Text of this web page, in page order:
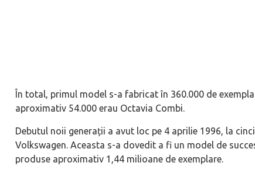
În total, primul model s-a fabricat în 360.000 de
aproximativ 54.000 erau Octavia Combi.
Debutul noii generații a avut loc pe 4 aprilie 1996, la
Volkswagen. Aceasta s-a dovedit a fi un model de
produse aproximativ 1,44 milioane de exemplare.